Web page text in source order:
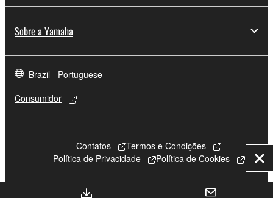
Sobre a Yamaha
Brazil - Portuguese
Consumidor
Contatos
Termos e Condições
Política de Privacidade
Política de Cookies